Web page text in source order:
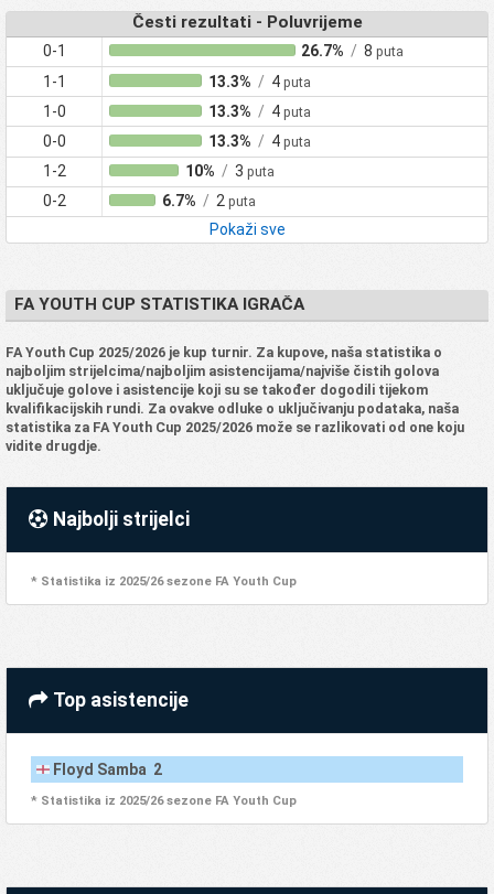
Česti rezultati - Poluvrijeme
0-1 26.7% / 8puta
1-1 13.3% / 4 puta
1-0 13.3% / 4 puta
0-0 13.3% / 4 puta
1-2 10% / 3 puta
0-2 6.7% / 2 puta
Pokaži sve
FA YOUTH CUP STATISTIKA IGRAČA
FA Youth Cup 2025/2026 je kup turnir. Za kupove, naša statistika o
najboljim strijelcima/najboljim asistencijama/najviše čistih golova
uključuje golove i asistencije koji su se također dogodili tijekom
kvalifikacijskih rundi. Za ovakve odluke o uključivanju podataka, naša
statistika za FA Youth Cup 2025/2026 može se razlikovati od one koju
vidite drugdje.
Najbolji strijelci
* Statistika iz 2025/26 sezone FA Youth Cup
Top asistencije
Floyd Samba 2
* Statistika iz 2025/26 sezone FA Youth Cup